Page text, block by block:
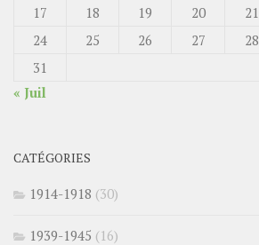
17
18 19 20 21
24
25 26 27 28
31
« Juil
CATÉGORIES
1914-1918 (30)
1939-1945 (16)